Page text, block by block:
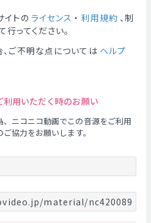
トの ライセンス ・ 利用規約 、制
行ってください。
ご不明な点については ヘルプ
用いただく時のお願い
ニコニコ動画でこの音源をご利用
ご協力をお願いします。
material/nc420089